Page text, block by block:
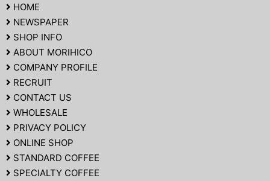
HOME
NEWSPAPER
SHOP INFO
ABOUT MORIHICO
COMPANY PROFILE
RECRUIT
CONTACT US
WHOLESALE
PRIVACY POLICY
ONLINE SHOP
STANDARD COFFEE
SPECIALTY COFFEE